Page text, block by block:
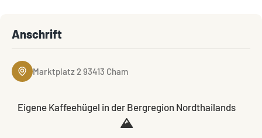
Anschrift
Marktplatz 2 93413 Cham
Eigene Kaffeehügel in der Bergregion Nordthailands